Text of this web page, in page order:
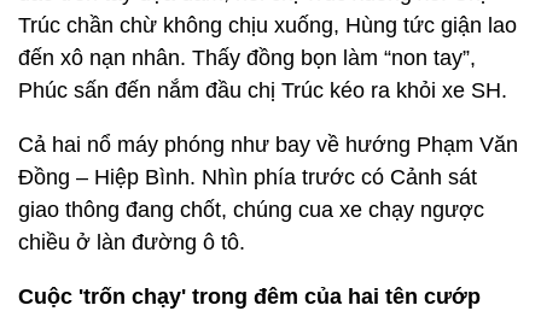
Trúc chần chừ không chịu xuống, Hùng tức giận lao
đến xô nạn nhân. Thấy đồng bọn làm “non tay”,
Phúc sấn đến nắm đầu chị Trúc kéo ra khỏi xe SH.
Cả hai nổ máy phóng như bay về hướng Phạm Văn
Đồng – Hiệp Bình. Nhìn phía trước có Cảnh sát
giao thông đang chốt, chúng cua xe chạy ngược
chiều ở làn đường ô tô.
Cuộc 'trốn chạy' trong đêm của hai tên cướp